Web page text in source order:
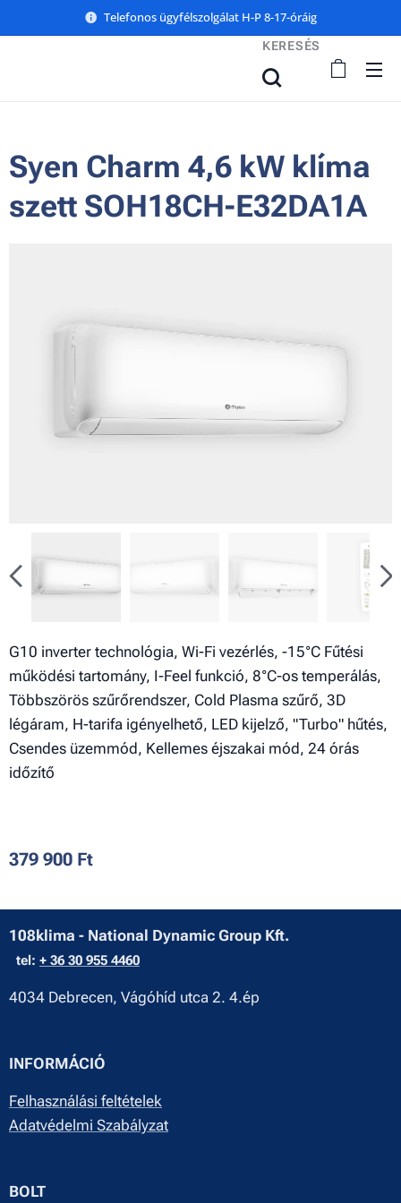
Telefonos ügyfélszolgálat H-P 8-17-óráig
KERESÉS
Syen Charm 4,6 kW klíma
szett SOH18CH-E32DA1A
G10 inverter technológia, Wi-Fi vezérlés, -15°C Fűtési
működési tartomány, I-Feel funkció, 8°C-os temperálás,
Többszörös szűrőrendszer, Cold Plasma szűrő, 3D
légáram, H-tarifa igényelhető, LED kijelző, "Turbo" hűtés,
Csendes üzemmód, Kellemes éjszakai mód, 24 órás
időzítő
379 900 Ft
108klima - National Dynamic Group Kft.
tel: + 36 30 955 4460
4034 Debrecen, Vágóhíd utca 2. 4.ép
INFORMÁCIÓ
Felhasználási feltételek
Adatvédelmi Szabályzat
BOLT